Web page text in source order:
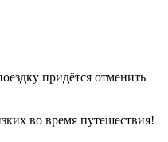
придётся отменить
во время путешествия!